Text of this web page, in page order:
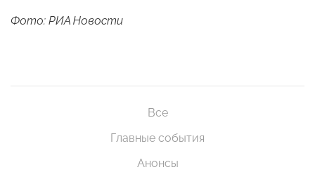
Фото: РИА Новости
Все
Главные события
Анонсы